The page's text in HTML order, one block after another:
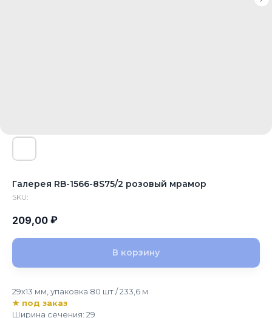
Галерея RB-1566-8S75/2 розовый мрамор
SKU:
209,00 ₽
В корзину
29x13 мм, упаковка 80 шт / 233,6 м
★ под заказ
Ширина сечения: 29